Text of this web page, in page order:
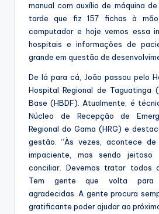
manual com auxílio de máquina
tarde que fiz 157 fichas à
computador e hoje vemos essa
hospitais e informações de
grande em questão de
De lá para cá, João passou pelo
Hospital Regional de Taguatinga
Base (HBDF). Atualmente, é
Núcleo de Recepção de
Regional do Gama (HRG) e
gestão. “Às vezes, acontece
impaciente, mas sendo jeitoso
conciliar. Devemos tratar todos
Tem gente que volta para
agradecidas. A gente procura
gratificante poder ajudar ao